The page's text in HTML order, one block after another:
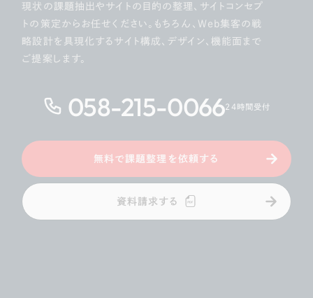
現状の課題抽出やサイトの目的の整理、サイトコンセプ
トの策定からお任せください。もちろん、Web集客の戦
略設計を具現化するサイト構成、デザイン、機能面まで
ご提案します。
058-215-006624時間受付
無料で課題整理を依頼する
資料請求する